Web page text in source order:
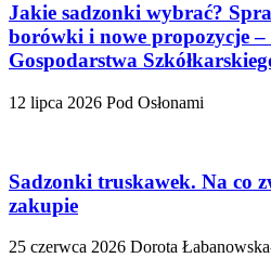
Jakie sadzonki wybrać?
borówki i nowe propozycje
Gospodarstwa
12 lipca 2026 Pod Osłonami
Sadzonki truskawek. Na co
zakupie
25 czerwca 2026 Dorota